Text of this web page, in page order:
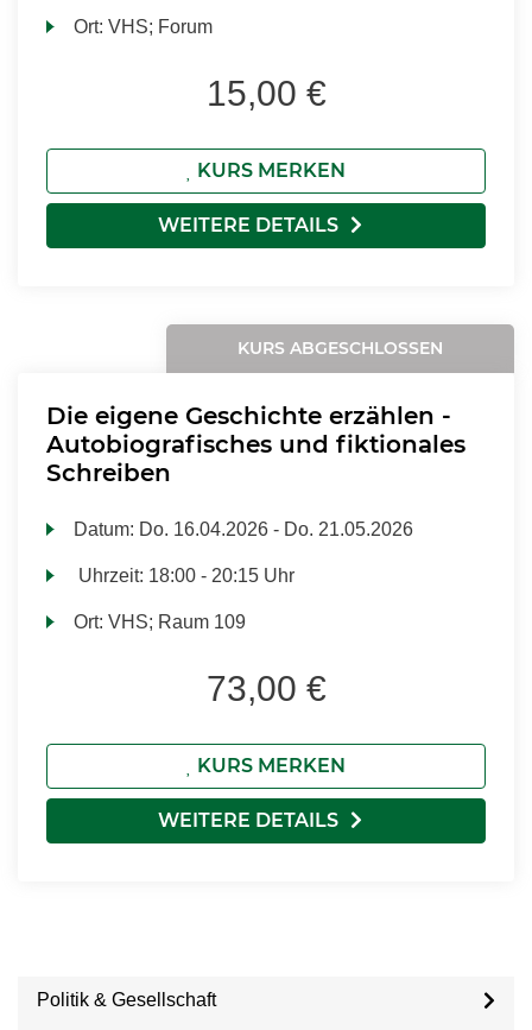
Ort:VHS; Forum
15,00 €
KURS MERKEN
WEITERE DETAILS
KURS ABGESCHLOSSEN
Die eigene Geschichte erzählen -
Autobiografisches und fiktionales
Schreiben
Datum: Do. 16.04.2026 - Do. 21.05.2026
Uhrzeit: 18:00 - 20:15 Uhr
Ort:VHS; Raum 109
73,00 €
KURS MERKEN
WEITERE DETAILS
Politik & Gesellschaft